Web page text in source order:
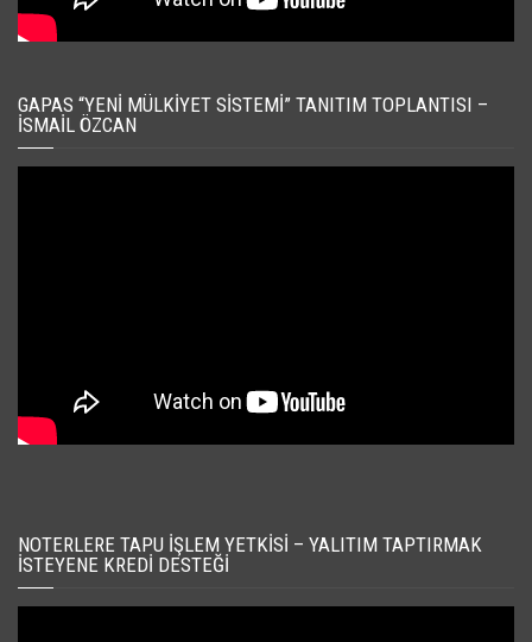
GAPAS “YENI MÜLKIYET SISTEMI” TANITIM TOPLANTISI –
İSMAIL ÖZCAN
NOTERLERE TAPU İŞLEM YETKISI – YALITIM TAPTIRMAK
İSTEYENE KREDI DESTEĞI